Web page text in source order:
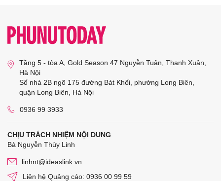
Tầng 5 - tòa A, Gold Season 47 Nguyễn Tuân, Thanh Xuân,
Hà Nội
Số nhà 2B ngõ 175 đường Bát Khối, phường Long Biên,
quận Long Biên, Hà Nội
0936 99 3933
CHỊU TRÁCH NHIỆM NỘI DUNG
Bà Nguyễn Thùy Linh
linhnt@ideaslink.vn
Liên hệ Quảng cáo: 0936 00 99 59